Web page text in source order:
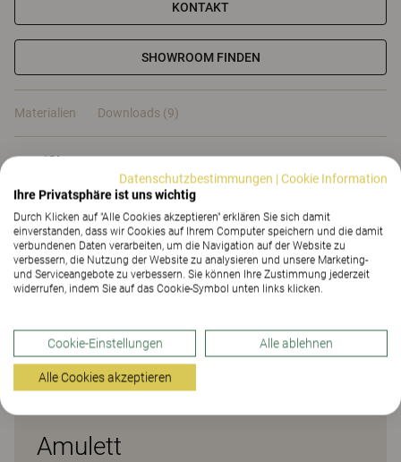
KONTAKT
SHOWROOM FINDEN
Materialien Downloads (9)
Zertifikate
Materialien
Downloads (9)
Amulett
Datenschutzbestimmungen |Cookie Information
Ihre Privatsphäre ist uns wichtig
Durch Klicken auf "Alle Cookies akzeptieren" erklären Sie sich damit
einverstanden, dass wir Cookies auf Ihrem Computer speichern und die damit
verbundenen Daten verarbeiten, um die Navigation auf der Website zu
verbessern, die Nutzung der Website zu analysieren und unsere Marketing-
und Serviceangebote zu verbessern. Sie können Ihre Zustimmung jederzeit
widerrufen, indem Sie auf das Cookie-Symbol unten links klicken.
Cookie-Einstellungen Alle ablehnen
Alle Cookies akzeptieren